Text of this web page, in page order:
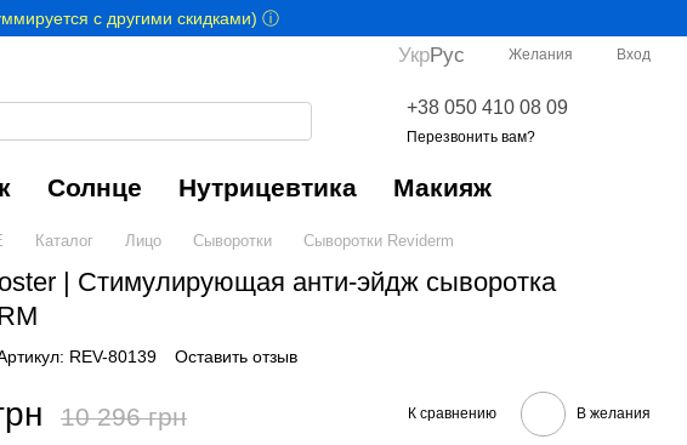
с другими скидками) ⓘ
УкрРус Желания Вход
+38 050 410 08 09
Перезвонить вам?
Солнце Нутрицевтика Макияж
Каталог Лицо Сыворотки Сыворотки Reviderm
| Стимулирующая анти-эйдж сыворотка
REV-80139 Оставить отзыв
10 296 грн К сравнению В желания